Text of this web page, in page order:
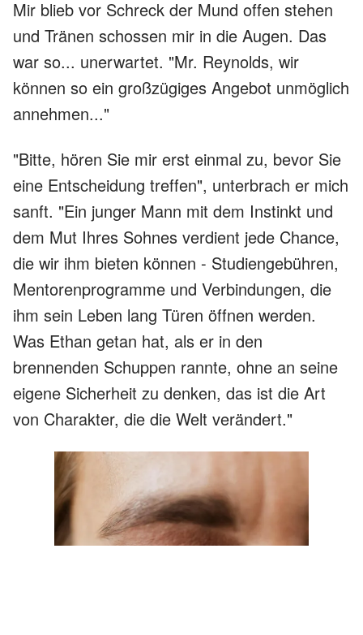
Mir blieb vor Schreck der Mund offen stehen
und Tränen schossen mir in die Augen. Das
war so... unerwartet. "Mr. Reynolds, wir
können so ein großzügiges Angebot unmöglich
annehmen..."
"Bitte, hören Sie mir erst einmal zu, bevor Sie
eine Entscheidung treffen", unterbrach er mich
sanft. "Ein junger Mann mit dem Instinkt und
dem Mut Ihres Sohnes verdient jede Chance,
die wir ihm bieten können - Studiengebühren,
Mentorenprogramme und Verbindungen, die
ihm sein Leben lang Türen öffnen werden.
Was Ethan getan hat, als er in den
brennenden Schuppen rannte, ohne an seine
eigene Sicherheit zu denken, das ist die Art
von Charakter, die die Welt verändert."